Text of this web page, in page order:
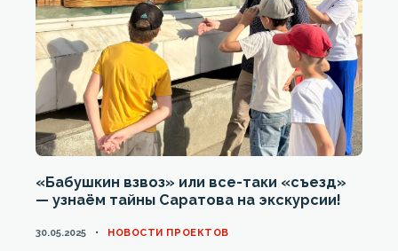
«Бабушкин взвоз» или все-таки «съезд»
— узнаём тайны Саратова на экскурсии!
30.05.2025 CATEGORIES
НОВОСТИ ПРОЕКТОВ